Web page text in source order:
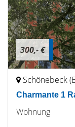
300,- €
Schönebeck
Charmante 1
Wohnung